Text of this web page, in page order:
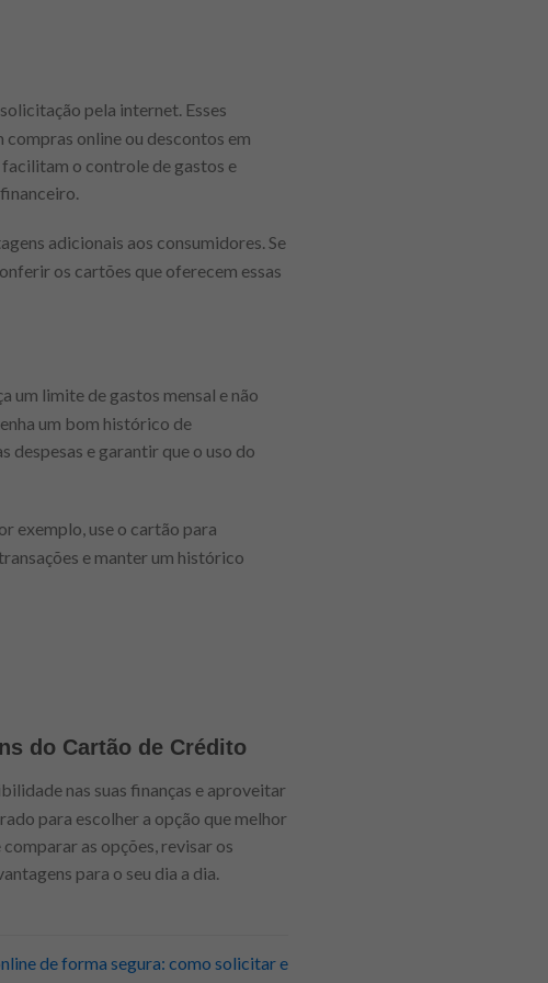
pela internet. Esses
online ou descontos em
o controle de gastos e
adicionais aos consumidores. Se
os cartões que oferecem essas
um limite de gastos mensal e não
um bom histórico de
despesas e garantir que o uso do
exemplo, use o cartão para
e manter um histórico
do Cartão de Crédito
nas suas finanças e aproveitar
para escolher a opção que melhor
as opções, revisar os
para o seu dia a dia.
de forma segura: como solicitar e